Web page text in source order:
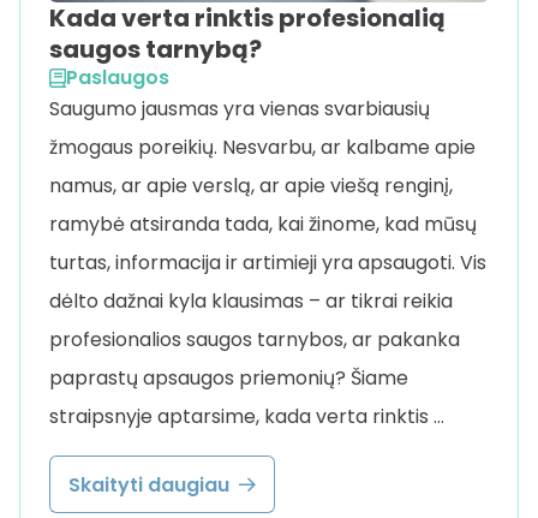
Kada verta rinktis profesionalią
saugos tarnybą?
Paslaugos
Saugumo jausmas yra vienas svarbiausių
žmogaus poreikių. Nesvarbu, ar kalbame apie
namus, ar apie verslą, ar apie viešą renginį,
ramybė atsiranda tada, kai žinome, kad mūsų
turtas, informacija ir artimieji yra apsaugoti. Vis
dėlto dažnai kyla klausimas – ar tikrai reikia
profesionalios saugos tarnybos, ar pakanka
paprastų apsaugos priemonių? Šiame
straipsnyje aptarsime, kada verta rinktis …
Skaityti daugiau